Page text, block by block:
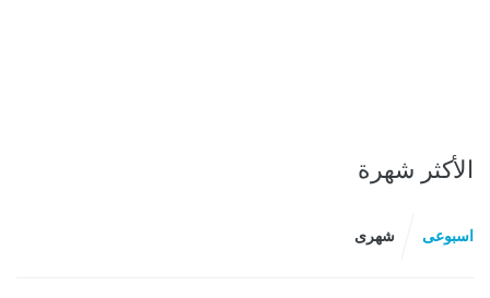
الأكثر شهرة
اسبوعى شهرى